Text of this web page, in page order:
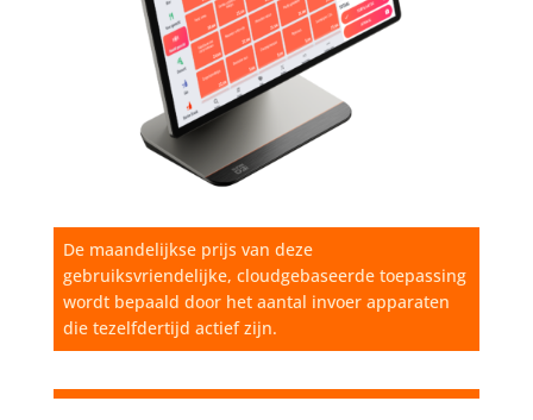
De maandelijkse prijs van deze
gebruiksvriendelijke, cloudgebaseerde toepassing
wordt bepaald door het aantal invoer apparaten
die tezelfdertijd actief zijn.